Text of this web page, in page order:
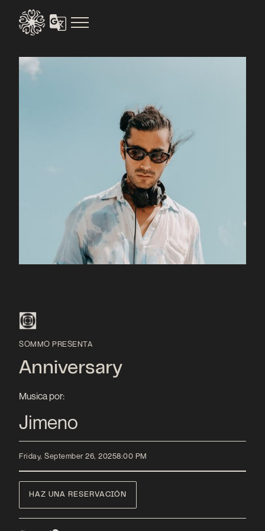
SOMMO PRESENTA
Anniversary
Musica por:
Jimeno
Friday, September 26, 20258:00 PM
HAZ UNA RESERVACIÓN